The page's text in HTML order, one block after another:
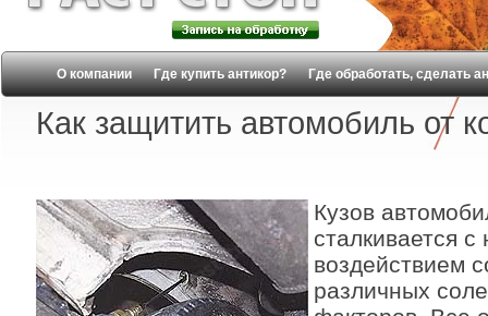
О компании Где купить антикор? Где обработать, сделать
Как защитить автомобиль от
Кузов
сталкивается
воздействием
различных